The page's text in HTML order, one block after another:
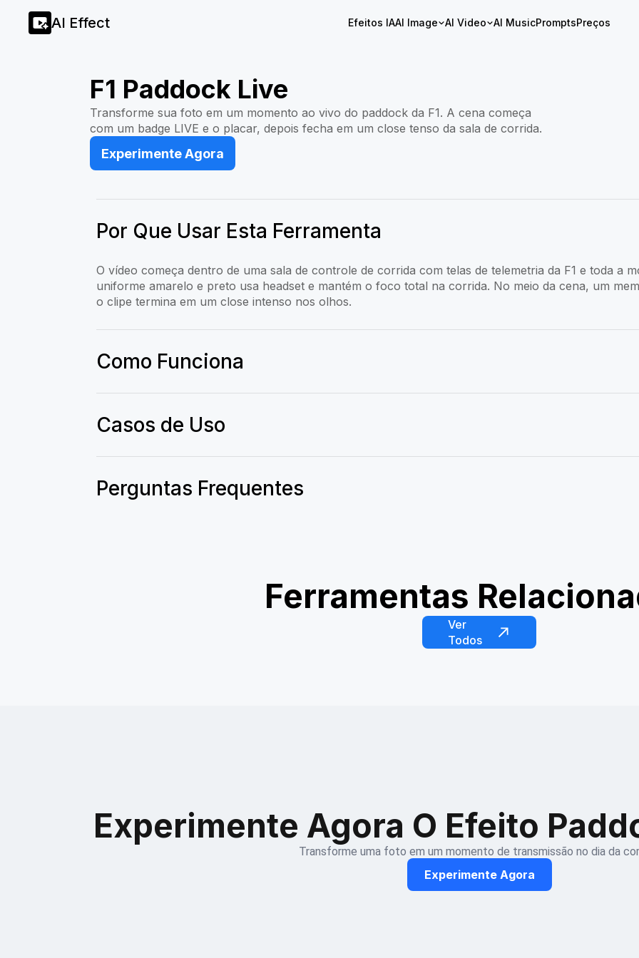
AI Effect Efeitos IAAI Image AI Video AI MusicPromptsPreços
F1 Paddock Live
Transforme sua foto em um momento ao vivo do paddock da F1. A cena começa
com um badge LIVE e o placar, depois fecha em um close tenso da sala de corrida.
Experimente Agora
Por Que Usar Esta Ferramenta
O vídeo começa dentro de uma sala de controle de corrida com telas de telemetria da F1 e toda a
uniforme amarelo e preto usa headset e mantém o foco total na corrida. No meio da cena, um
o clipe termina em um close intenso nos olhos.
Como Funciona
Casos de Uso
Perguntas Frequentes
Ferramentas
Fan Cam de Futebol AI Pro Racer
Ver
Todos
Experimente Agora O Efeito
Transforme uma foto em um momento de transmissão no dia da
Experimente Agora